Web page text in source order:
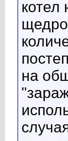
котел
на